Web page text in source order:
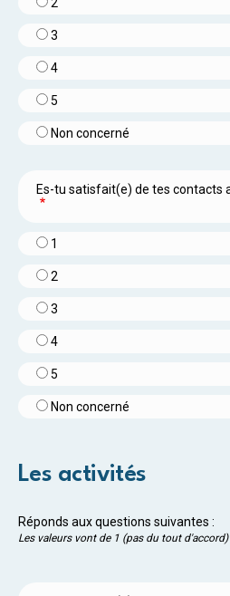
3
4
5
Non concerné
Es-tu satisfait(e) de tes contacts
1
2
3
4
5
Non concerné
Les activités
Réponds aux questions suivantes :
Les valeurs vont de 1 (pas du tout